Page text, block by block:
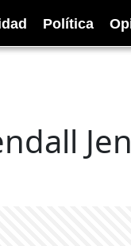
Política